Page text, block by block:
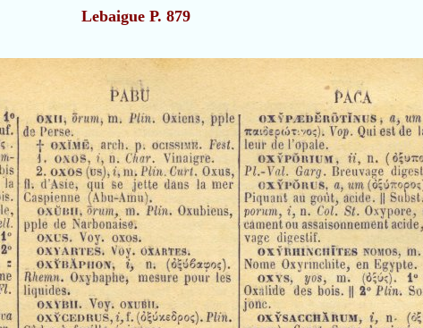
Lebaigue P. 879